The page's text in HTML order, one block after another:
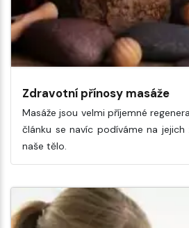
Zdravotní přínosy masáže
Masáže jsou velmi příjemné
článku se navíc podíváme na
naše tělo.